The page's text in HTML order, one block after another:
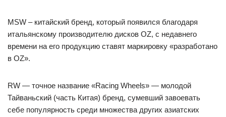
MSW – китайский бренд, который появился благодаря
итальянскому производителю дисков OZ, с недавнего
времени на его продукцию ставят маркировку «разработано
в OZ».
RW — точное название «Racing Wheels» — молодой
Тайваньский (часть Китая) бренд, сумевший завоевать
себе популярность среди множества других азиатских